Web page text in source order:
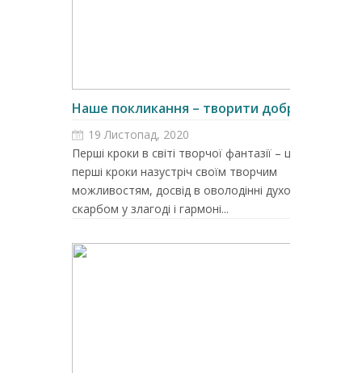
Наше покликання – творити добро
19 Листопад, 2020
Перші кроки в світі творчої фантазії – це і
перші кроки назустріч своїм творчим
можливостям, досвід в оволодінні духовним
скарбом у злагоді і гармоні...